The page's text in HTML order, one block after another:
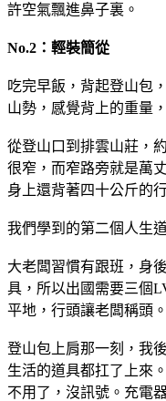
許空氣飄進鼻子裏。
No.2：輕裝簡從
吃完早飯，背起登山包
山勢，感覺背上的重量
從登山口到排雲山莊，
很窄，而窄路旁就是萬
身上還背著四十公斤的
我們學到的第二個人生
大老闆習慣有跟班，身
具，所以出國需要三個
平地，行頭讓老闆稱頭
登山包上肩那一刻，我
生活的道具都扛了上來
不用了，沒訊號。充電